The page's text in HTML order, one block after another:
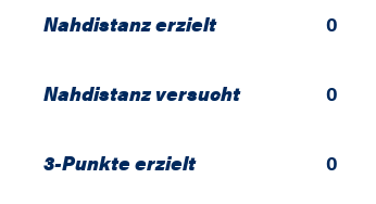
Nahdistanz erzielt 0
Nahdistanz versucht 0
3-Punkte erzielt 0